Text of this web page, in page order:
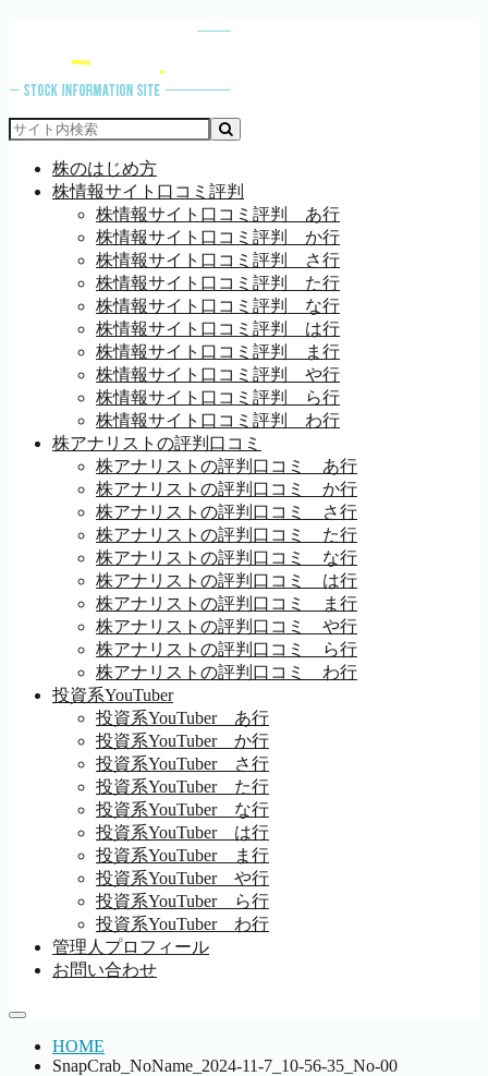
株のはじめ方
株情報サイト口コミ評判
株情報サイト口コミ評判 あ行
株情報サイト口コミ評判 か行
株情報サイト口コミ評判 さ行
株情報サイト口コミ評判 た行
株情報サイト口コミ評判 な行
株情報サイト口コミ評判 は行
株情報サイト口コミ評判 ま行
株情報サイト口コミ評判 や行
株情報サイト口コミ評判 ら行
株情報サイト口コミ評判 わ行
株アナリストの評判口コミ
株アナリストの評判口コミ あ行
株アナリストの評判口コミ か行
株アナリストの評判口コミ さ行
株アナリストの評判口コミ た行
株アナリストの評判口コミ な行
株アナリストの評判口コミ は行
株アナリストの評判口コミ ま行
株アナリストの評判口コミ や行
株アナリストの評判口コミ ら行
株アナリストの評判口コミ わ行
投資系YouTuber
投資系YouTuber あ行
投資系YouTuber か行
投資系YouTuber さ行
投資系YouTuber た行
投資系YouTuber な行
投資系YouTuber は行
投資系YouTuber ま行
投資系YouTuber や行
投資系YouTuber ら行
投資系YouTuber わ行
管理人プロフィール
お問い合わせ
HOME
SnapCrab_NoName_2024-11-7_10-56-35_No-00